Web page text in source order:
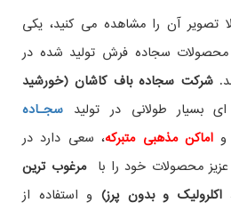
تصویر آن را مشاهده می کنید، یکی
سجاده فرش تولید شده در
شرکت سجاده باف کاشان (خورشید
بسیار طولانی در تولید سجـاده
و اماکن مذهبی متبرکه، سعی دارد در
محصولات خود را بامرغوب ترین
و بدون پرز) و استفاده از